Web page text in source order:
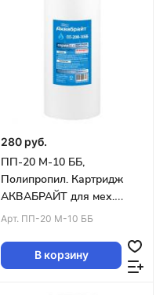
280 руб.
ПП-20 М-10 ББ,
Полипропил. Картридж
АКВАБРАЙТ для мех.
очистки воды 20 мкр. BIG
Арт. ПП-20 М-10 ББ
В корзину